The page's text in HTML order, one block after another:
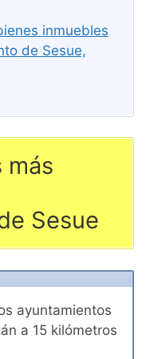
inmuebles
de Sesue,
más
Sesue
ayuntamientos
a 15 kilómetros